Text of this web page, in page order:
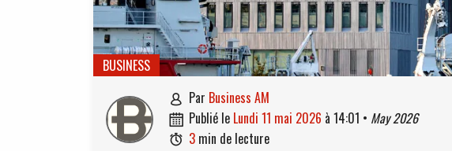
BUSINESS
 par Business AM
 publié le lundi 11 mai 2026 à 14:01 • May 2026
 3 min de lecture